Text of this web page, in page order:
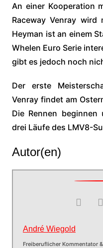
An einer Kooperation
Raceway Venray wird
Heyman ist an einem
Whelen Euro Serie
gibt es jedoch noch
Der erste
Venray findet am
Die Rennen
drei Läufe des LMV8-
Autor(en)
André Wiegold
Freiberuflicher Kommentator